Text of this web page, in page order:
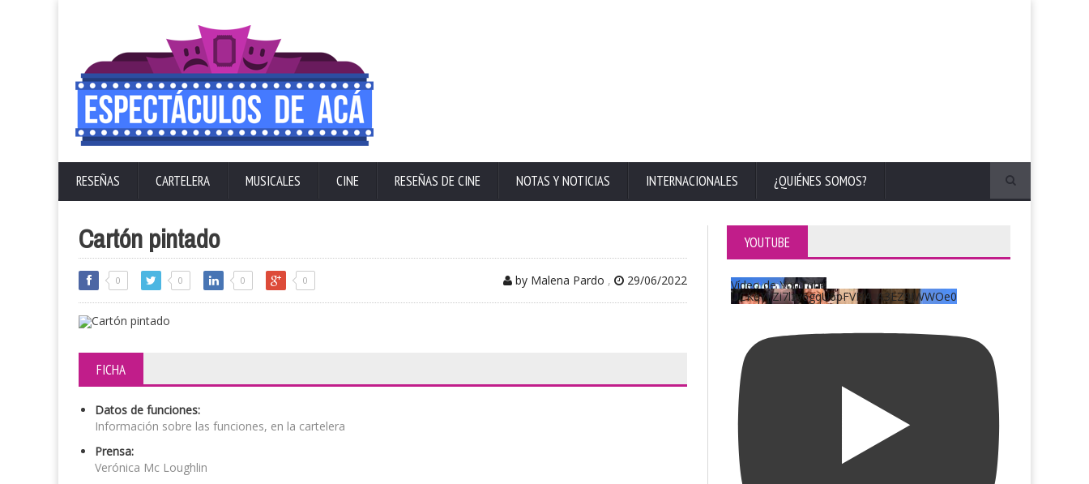
RESEÑAS CARTELERA MUSICALES CINE RESEÑAS DE CINE NOTAS Y NOTICIAS INTERNACIONALES ¿QUIÉNES SOMOS?
Cartón pintado
0 0 0 0 by Malena Pardo , 29/06/2022
FICHA
Datos de funciones:
Información sobre las funciones, en la cartelera
Prensa:
Verónica Mc Loughlin
YOUTUBE
Vídeo de YouTube
UCKqYjiZi7lzy6gqU6pFVFiA_A3EZ9JWWOe0